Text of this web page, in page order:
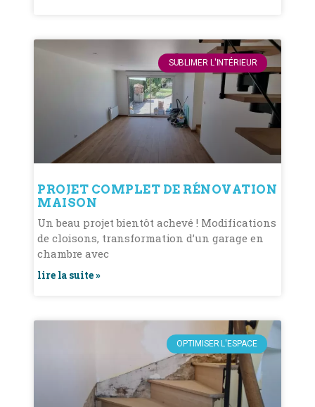
SUBLIMER L'INTÉRIEUR
PROJET COMPLET DE RÉNOVATION
MAISON
Un beau projet bientôt achevé ! Modifications
de cloisons, transformation d’un garage en
chambre avec
lire la suite »
OPTIMISER L'ESPACE